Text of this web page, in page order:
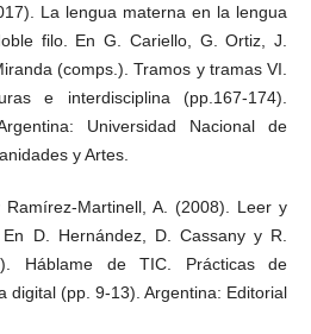
La lengua materna en la lengua
filo. En G. Cariello, G. Ortiz, J.
(comps.). Tramos y tramas VI.
e interdisciplina (pp.167-174).
Universidad Nacional de
y Artes.
Ramírez-Martinell, A. (2008). Leer y
D. Hernández, D. Cassany y R.
Háblame de TIC. Prácticas de
digital (pp. 9-13). Argentina: Editorial